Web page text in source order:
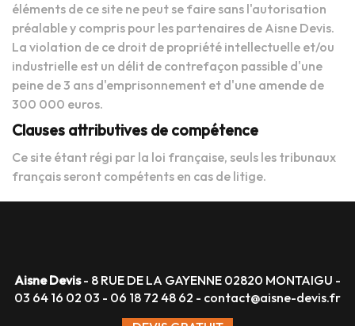
éléments de ce site ne peut se faire sans l'autorisation
préalable y compris pour les partenaires de Aisne Devis.
La violation de ce droit de propriété intellectuelle et/ou
industrielle est un délit de contrefaçon passible d'une
peine de 3 ans d'emprisonnement et d'une amende de
300 000 euros.
Clauses attributives de compétence
Ce site étant régi par la loi française, seuls les tribunaux
français seront compétents en cas de litige.
Aisne Devis- 8 RUE DE LA GAYENNE 02820 MONTAIGU -
03 64 16 02 03 - 06 18 72 48 62 - contact@aisne-devis.fr